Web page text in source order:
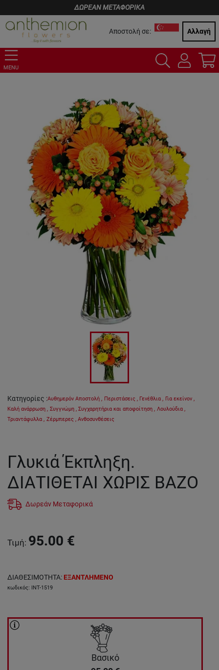
ΔΩΡΕΑΝ ΜΕΤΑΦΟΡΙΚΑ
Αποστολή σε: Αλλαγή
MENU
Κατηγορίες :Αυθημερόν Αποστολή , Περιστάσεις , Γενέθλια , Για εκείνον ,
Καλή ανάρρωση , Συγγνώμη , Συγχαρητήρια και αποφοίτηση , Λουλούδια ,
Τριαντάφυλλα , Ζέρμπερες , Ανθοσυνθέσεις
Γλυκιά Έκπληξη.
ΔΙΑΤΙΘΕΤΑΙ ΧΩΡΙΣ ΒΑΖΟ
Δωρεάν Μεταφορικά
Τιμή: 95.00 €
ΔΙΑΘΕΣΙΜΟΤΗΤΑ: ΕΞΑΝΤΛΗΜΕΝΟ
κωδικός: INT-1519
Βασικό